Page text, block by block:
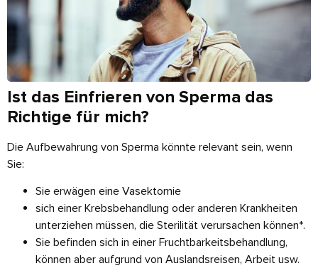
Ist das Einfrieren von Sperma das
Richtige für mich?
Die Aufbewahrung von Sperma könnte relevant sein, wenn
Sie:
Sie erwägen eine Vasektomie
sich einer Krebsbehandlung oder anderen Krankheiten
unterziehen müssen, die Sterilität verursachen können*.
Sie befinden sich in einer Fruchtbarkeitsbehandlung,
können aber aufgrund von Auslandsreisen, Arbeit usw.